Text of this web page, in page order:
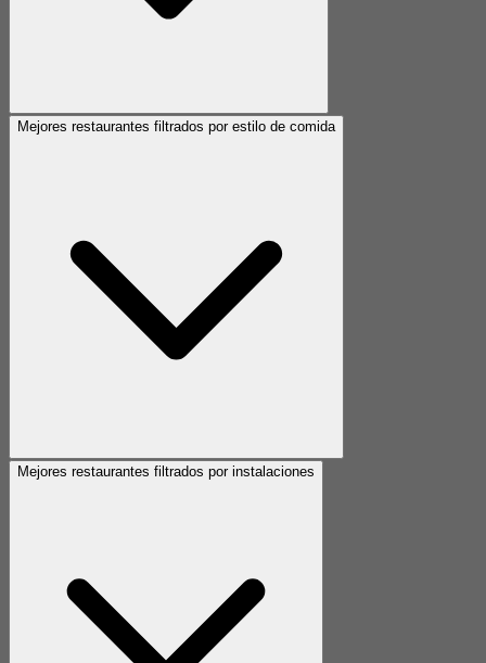
Mejores restaurantes filtrados por estilo de comida
Mejores restaurantes filtrados por instalaciones